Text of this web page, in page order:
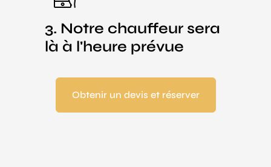
3. Notre chauffeur sera
là à l'heure prévue
Obtenir un devis et réserver